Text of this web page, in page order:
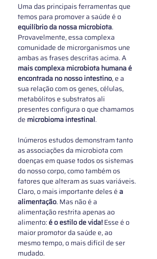
Uma das principais ferramentas que
temos para promover a saúde é o
equilíbrio da nossa microbiota.
Provavelmente, essa complexa
comunidade de microrganismos une
ambas as frases descritas acima. A
mais complexa microbiota humana é
encontrada no nosso intestino, e a
sua relação com os genes, células,
metabólitos e substratos ali
presentes configura o que chamamos
de microbioma intestinal.
Inúmeros estudos demonstram tanto
as associações da microbiota com
doenças em quase todos os sistemas
do nosso corpo, como também os
fatores que alteram as suas variáveis.
Claro, o mais importante deles é a
alimentação. Mas não é a
alimentação restrita apenas ao
alimento: é o estilo de vida! Esse é o
maior promotor da saúde e, ao
mesmo tempo, o mais difícil de ser
mudado.